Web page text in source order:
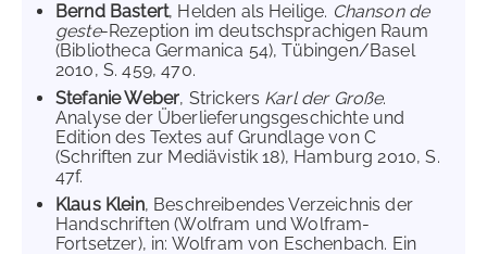
Bernd Bastert, Helden als Heilige. Chanson de
geste-Rezeption im deutschsprachigen Raum
(Bibliotheca Germanica 54), Tübingen/Basel
2010, S. 459, 470.
Stefanie Weber, Strickers Karl der Große.
Analyse der Überlieferungsgeschichte und
Edition des Textes auf Grundlage von C
(Schriften zur Mediävistik 18), Hamburg 2010, S.
47f.
Klaus Klein, Beschreibendes Verzeichnis der
Handschriften (Wolfram und Wolfram-
Fortsetzer), in: Wolfram von Eschenbach. Ein